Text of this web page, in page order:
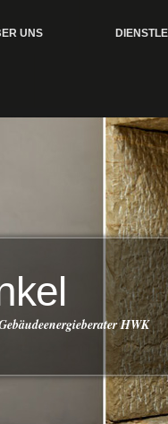
UNS
HWK